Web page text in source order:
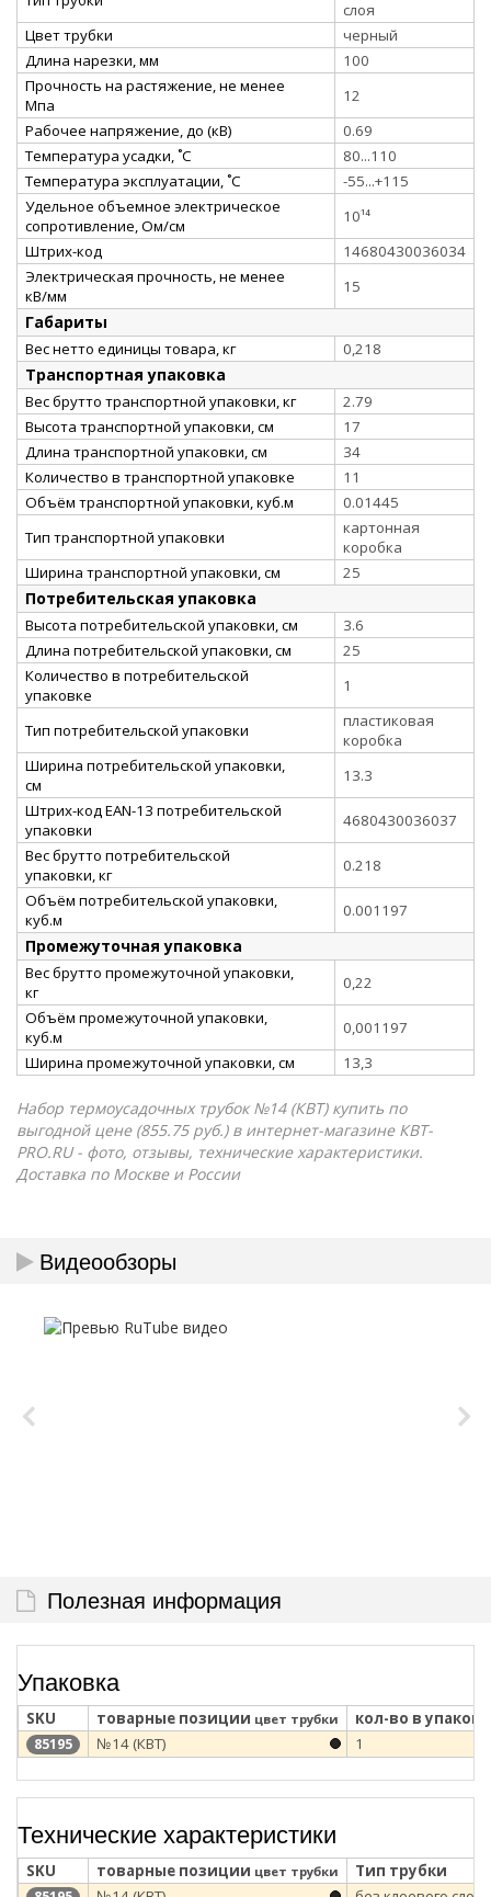
слоя
Цвет трубки
черный
Длина нарезки, мм
100
Прочность на растяжение, не менее
Мпа
12
Рабочее напряжение, до (кВ)
0.69
Температура усадки, ˚С
80...110
Температура эксплуатации, ˚С
-55...+115
Удельное объемное электрическое
сопротивление, Ом/см
10¹⁴
Штрих-код
14680430036034
Электрическая прочность, не менее
кВ/мм
15
Габариты
Вес нетто единицы товара, кг 0,218
Транспортная упаковка
Вес брутто транспортной упаковки, кг
2.79
Высота транспортной упаковки, см
17
Длина транспортной упаковки, см
34
Количество в транспортной упаковке
11
Объём транспортной упаковки, куб.м
0.01445
Тип транспортной упаковки
картонная
коробка
Ширина транспортной упаковки, см
25
Потребительская упаковка
Высота потребительской упаковки, см
3.6
Длина потребительской упаковки, см
25
Количество в потребительской
упаковке
1
Тип потребительской упаковки
пластиковая
коробка
Ширина потребительской упаковки,
см
13.3
Штрих-код EAN-13 потребительской
упаковки
4680430036037
Вес брутто потребительской
упаковки, кг
0.218
Объём потребительской упаковки,
куб.м
0.001197
Промежуточная упаковка
Вес брутто промежуточной упаковки,
кг
0,22
Объём промежуточной упаковки,
куб.м
0,001197
Ширина промежуточной упаковки, см
13,3
Набор термоусадочных трубок №14 (КВТ) купить по
выгодной цене (855.75 руб.) в интернет-магазине КВТ-
PRO.RU - фото, отзывы, технические характеристики.
Доставка по Москве и России
Видеообзоры
Полезная информация
Упаковка
SKU товарные позиции цвет трубки кол-во в
85195 №14 (КВТ) 1
Технические характеристики
SKU товарные позиции цвет трубки Тип трубки